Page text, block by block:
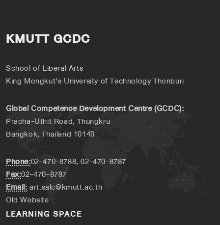
KMUTT GCDC
School of Liberal Arts
King Mongkut's University of Technology Thonburi
Global Competence Development Centre (GCDC):
Pracha-Uthit Road, Thungkru
Bangkok, Thailand 10140
Phone:02-470-8788, 02-470-8787
Fax:02-470-8787
Email:art.salc@kmutt.ac.th
Old Website
LEARNING SPACE